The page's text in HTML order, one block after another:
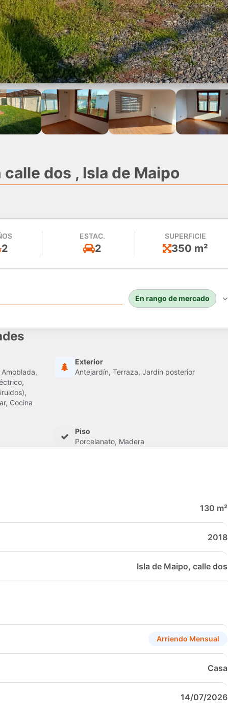
dos , Isla de Maipo
2
ESTAC.
2
SUPERFICIE
350 m²
En rango de mercado
Cocina
Exterior
Antejardín, Terraza, Jardín posterior
Piso
Porcelanato, Madera
130 m²
2018
Isla de Maipo, calle dos
Arriendo Mensual
Casa
14/07/2026